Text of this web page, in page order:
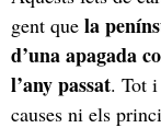
gent que la
d’una apagada
l’any passat. Tot i
causes ni els